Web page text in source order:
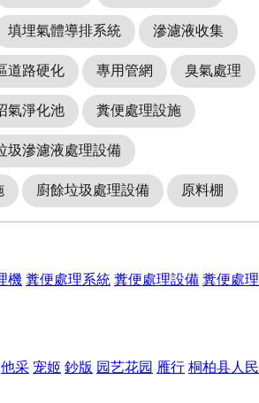
填埋氣體導排系統 滲濾液收集
道路硬化 專用管網 臭氣處理
氣淨化池 糞便處理設施
圾滲濾液處理設備
廚餘垃圾處理設備 原料棚
機 糞便處理系統 糞便處理設備 糞便處理
他采 宠姬 鈔版 园艺花园 雁行 桐柏县人民